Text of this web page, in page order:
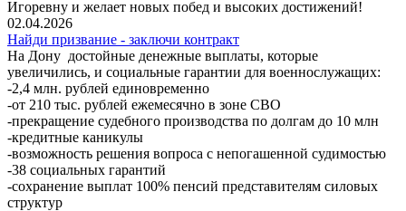
Игоревну и желает новых побед и высоких достижений!
02.04.2026
Найди призвание - заключи контракт
На Дону достойные денежные выплаты, которые
увеличились, и социальные гарантии для военнослужащих:
-2,4 млн. рублей единовременно
-от 210 тыс. рублей ежемесячно в зоне СВО
-прекращение судебного производства по долгам до 10 млн
-кредитные каникулы
-возможность решения вопроса с непогашенной судимостью
-38 социальных гарантий
-сохранение выплат 100% пенсий представителям силовых
структур